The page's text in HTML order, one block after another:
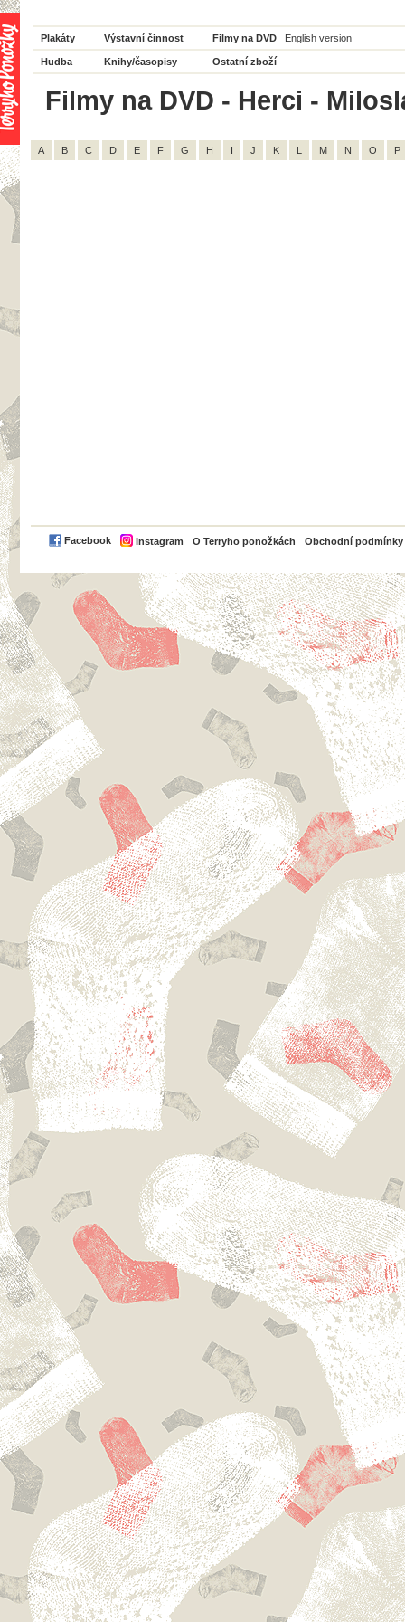
Plakáty Výstavní činnost Filmy na DVD English version
Hudba Knihy/časopisy Ostatní zboží
Filmy na DVD - Herci -
A B C D E F G H I J K L M N O P
Facebook Instagram O Terryho ponožkách Obchodní podmínky
PayPal